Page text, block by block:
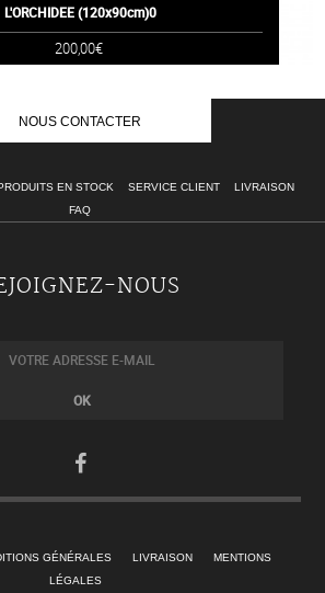
L'ORCHIDEE (120x90cm)0
200,00€
NOUS CONTACTER
EN STOCK SERVICE CLIENT
LIVRAISON
FAQ
NOUS
GÉNÉRALES LIVRAISON
MENTIONS
LÉGALES